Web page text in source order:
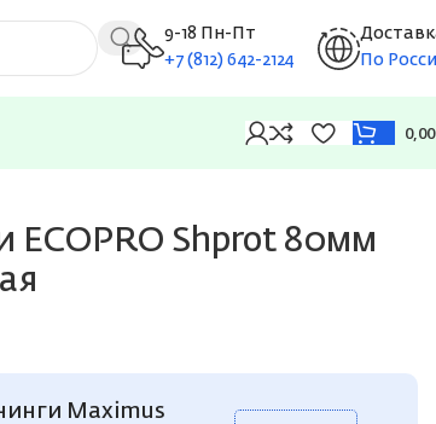
9-18 Пн-Пт
+7 (812) 642-2124
По
ECOPRO Shprot 80мм
Maximus